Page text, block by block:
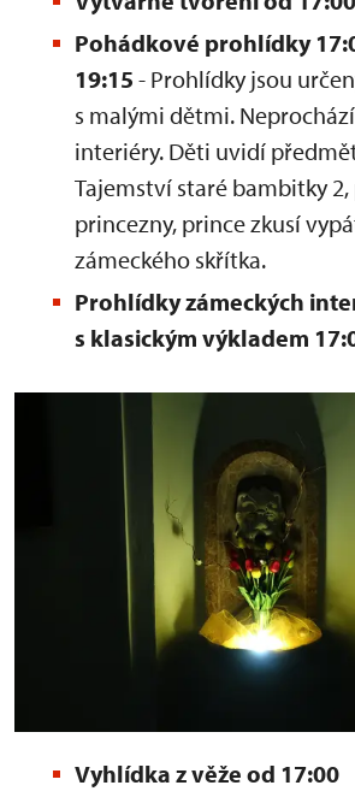
Pohádkové prohlídky
19:15 - Prohlídky jsou
s malými dětmi.
interiéry. Děti uvidí
Tajemství staré bambitky
princezny, prince zkusí
zámeckého skřítka.
Prohlídky zámeckých
s klasickým výkladem
Vyhlídka z věže od 17:00